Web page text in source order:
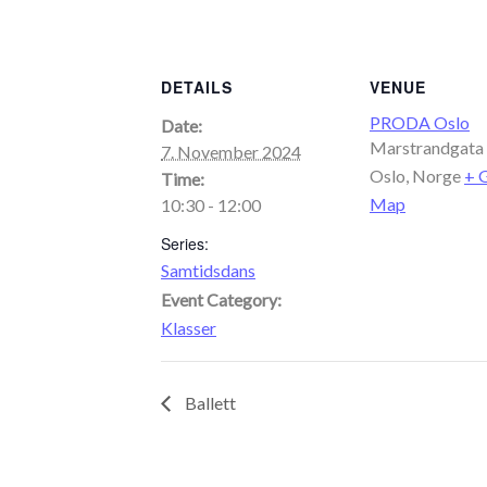
DETAILS
Date:
7. November 2024
Time:
10:30 - 12:00
Series:
Samtidsdans
Event Category:
Klasser
VENUE
PRODA Oslo
Marstrandgata
Oslo Norge +
Map
Ballett